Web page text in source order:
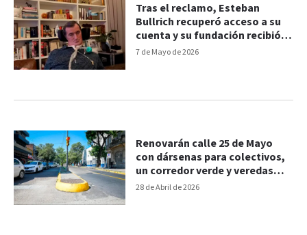
7 de Mayo de 2026
Tras el reclamo, Esteban
Bullrich recuperó acceso a su
cuenta y su fundación recibió
importante donación
28 de Abril de 2026
Renovarán calle 25 de Mayo
con dársenas para colectivos,
un corredor verde y veredas
nuevas